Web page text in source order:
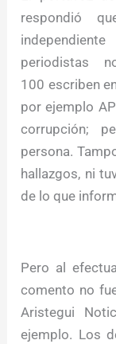
respondió
periodistas
100 escriben
por ejemplo
corrupción;
persona.
hallazgos, ni
de lo que
Pero al
comento no
Aristegui
ejemplo. Los